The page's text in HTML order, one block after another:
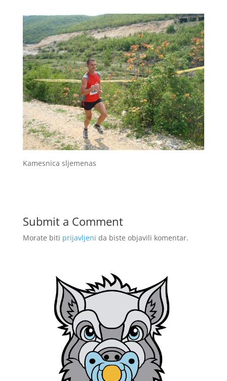
Kamesnica sljemenas
Submit a Comment
Morate biti prijavljeni da biste objavili komentar.